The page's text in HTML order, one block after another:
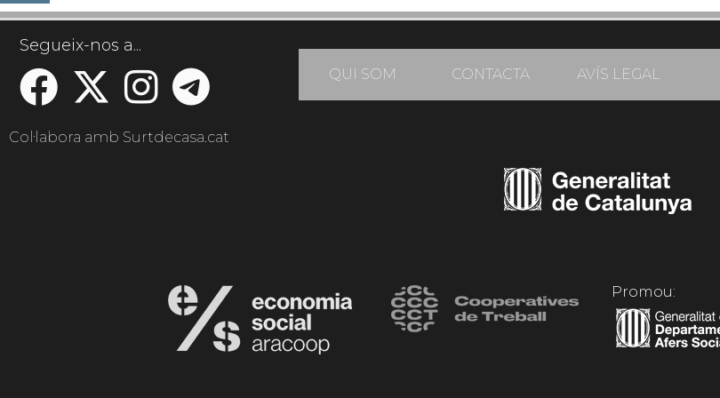
Segueix-nos a...
QUI SOM CONTACTA AVÍS LEGAL
Col·labora amb Surtdecasa.cat
Promou: